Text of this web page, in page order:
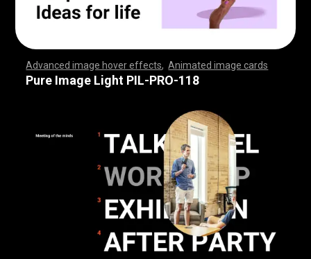
Advanced image hover effects ,Animated image cards
,,,,,,,,,,,,,,,,,,,,,,,,,,,,,,,,, ,,,,,,,,,,,,,,,,,,,,,,,,,
,,,,,,,,,,,,,,,,,,,,,,,,,,,,,,,,, ,,,,,,,,,,,,,,,,,,,,,,,,,
,,,,,,,,,,,,,,,,,,,,,,,,,,,,,,,,, ,,,,,,,,,,,,,,,,,,,,,,,
Pure Image Light PIL-PRO-118